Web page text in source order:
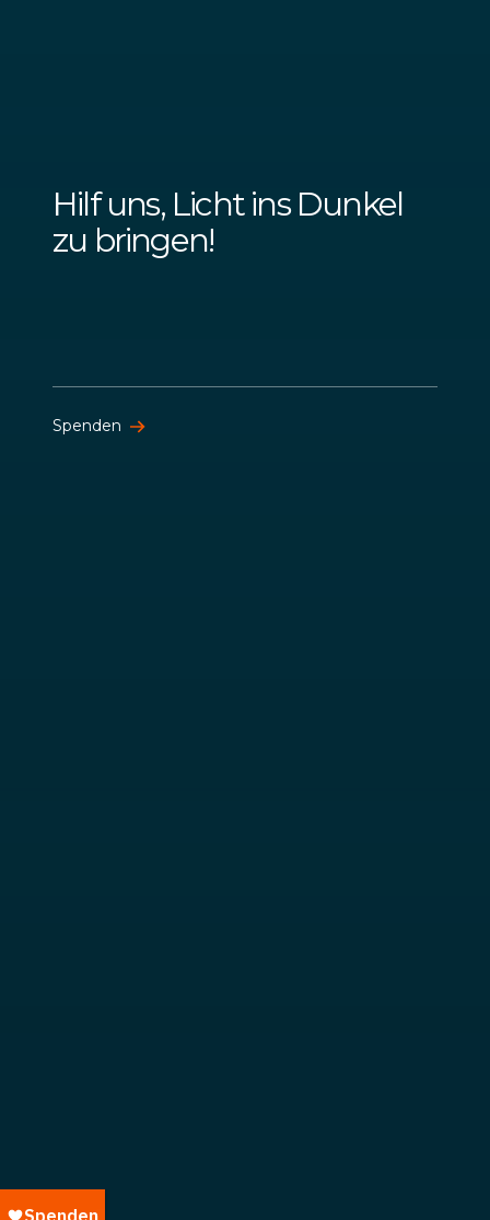
Hilf uns, Licht ins Dunkel
zu bringen!
Spenden